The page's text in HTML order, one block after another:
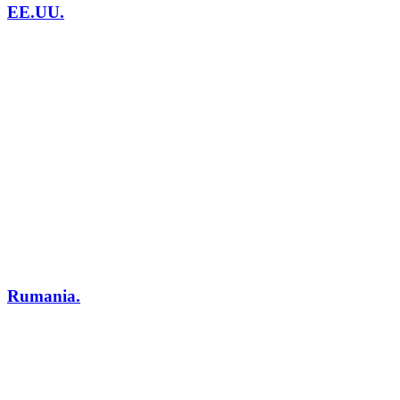
EE.UU.
Rumania.